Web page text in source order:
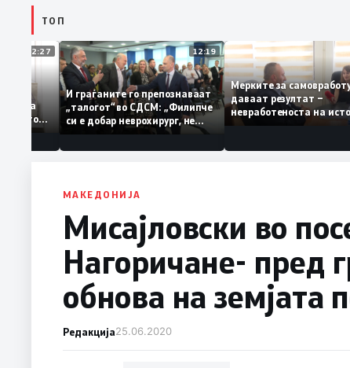
ТОП
12:27
За
треба
12:19
И граѓаните го препознаваат
„талогот“ во СДСМ: „Филипче
си е добар неврохирург, не
треба се занимава со
Мерките за
даваат резултат –
невработеноста на
најниско ниво од
МАКЕДОНИЈА
Мисајловски во
Нагоричане- пред
обнова на земјата
Редакција25.06.2020